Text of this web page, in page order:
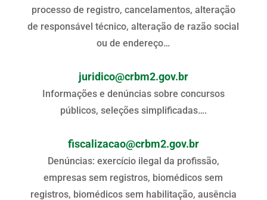
processo de registro, cancelamentos, alteração
de responsável técnico, alteração de razão social
ou de endereço…
juridico@crbm2.gov.br
Informações e denúncias sobre concursos
públicos, seleções simplificadas….
fiscalizacao@crbm2.gov.br
Denúncias: exercício ilegal da profissão,
empresas sem registros, biomédicos sem
registros, biomédicos sem habilitação, ausência